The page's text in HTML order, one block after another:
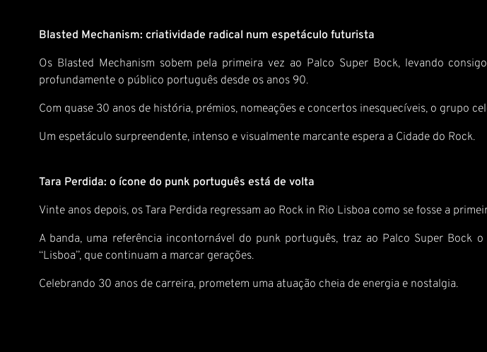
Blasted Mechanism: criatividade radical num espetáculo futurista
Os Blasted Mechanism sobem pela primeira vez ao Palco Super Bock, levando
profundamente o público português desde os anos 90.
Com quase 30 anos de história, prémios, nomeações e concertos inesquecíveis, o grupo
Um espetáculo surpreendente, intenso e visualmente marcante espera a Cidade do Rock.
Tara Perdida: o ícone do punk português está de volta
Vinte anos depois, os Tara Perdida regressam ao Rock in Rio Lisboa como se fosse a
A banda, uma referência incontornável do punk português, traz ao Palco Super Bock
“Lisboa”, que continuam a marcar gerações.
Celebrando 30 anos de carreira, prometem uma atuação cheia de energia e nostalgia.